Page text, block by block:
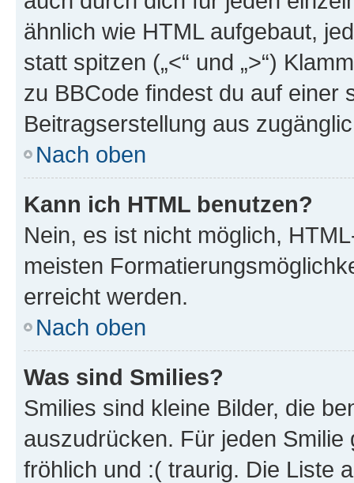
ähnlich wie HTML aufgebaut,
statt spitzen („<“ und „>“)
zu BBCode findest du auf einer
Beitragserstellung aus
Nach oben
Kann ich HTML benutzen?
Nein, es ist nicht möglich,
meisten
erreicht werden.
Nach oben
Was sind Smilies?
Smilies sind kleine Bilder, die
auszudrücken. Für jeden
fröhlich und :( traurig. Die Liste